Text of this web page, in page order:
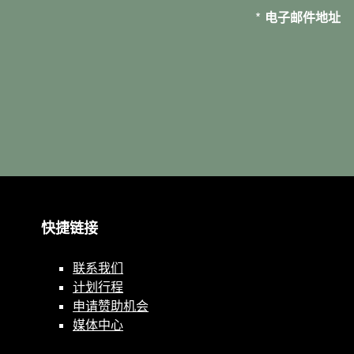
* 电子邮件地址
快捷链接
联系我们
计划行程
申请赞助机会
媒体中心